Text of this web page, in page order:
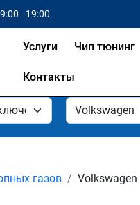
- 19:00
Услуги Чип тюнинг
Контакты
газов Volkswagen